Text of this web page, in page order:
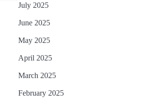
July 2025
June 2025
May 2025
April 2025
March 2025
February 2025